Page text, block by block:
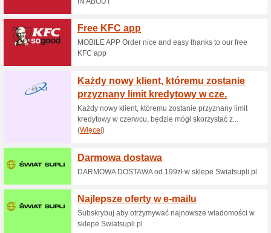
100% działało
Otrzymaj rabat 20 zł na
do bezpłatnego newslettera
skrzynkę mailową.
Skorzystaj z
100% działało Promocje